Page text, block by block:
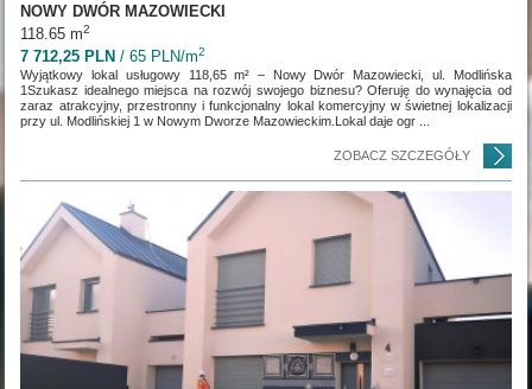
NOWY DWÓR MAZOWIECKI
118.65 m2
7 712,25 PLN / 65 PLN/m2
Wyjątkowy lokal usługowy 118,65 m² – Nowy Dwór Mazowiecki, ul. Modlińska
1Szukasz idealnego miejsca na rozwój swojego biznesu? Oferuję do wynajęcia od
zaraz atrakcyjny, przestronny i funkcjonalny lokal komercyjny w świetnej lokalizacji
przy ul. Modlińskiej 1 w Nowym Dworze Mazowieckim.Lokal daje ogr ...
ZOBACZ SZCZEGÓŁY